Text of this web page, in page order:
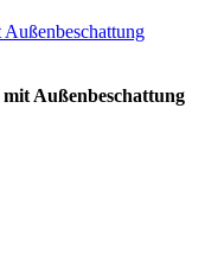
Außenbeschattung